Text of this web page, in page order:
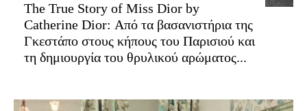
The True Story of Miss Dior by
Catherine Dior: Από τα βασανιστήρια της
Γκεστάπο στους κήπους του Παρισιού και
τη δημιουργία του θρυλικού αρώματος...